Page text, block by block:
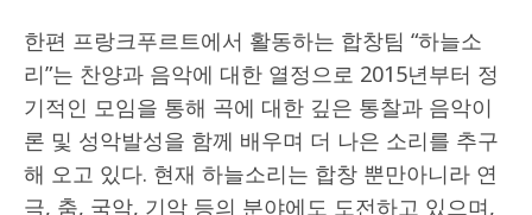
한편 프랑크푸르트에서 활동하는 합창팀 “하늘소
리”는 찬양과 음악에 대한 열정으로 2015년부터 정
기적인 모임을 통해 곡에 대한 깊은 통찰과 음악이
론 및 성악발성을 함께 배우며 더 나은 소리를 추구
해 오고 있다. 현재 하늘소리는 합창 뿐만아니라 연
극, 춤, 국악, 기악 등의 분야에도 도전하고 있으며,